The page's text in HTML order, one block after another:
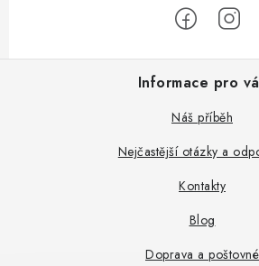
Z
Informace pro
Náš příběh
Nejčastější otázky a
Kontakty
Blog
Doprava a poštovné